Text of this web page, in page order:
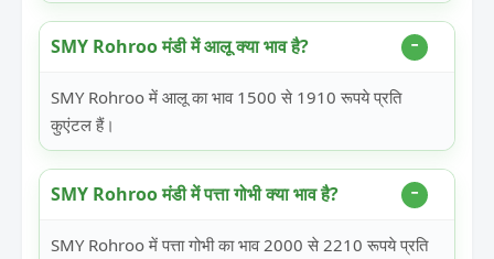
SMY Rohroo मंडी में आलू क्या भाव है?
SMY Rohroo में आलू का भाव 1500 से 1910 रूपये प्रति
कुएंटल हैं।
SMY Rohroo मंडी में पत्ता गोभी क्या भाव है?
SMY Rohroo में पत्ता गोभी का भाव 2000 से 2210 रूपये प्रति